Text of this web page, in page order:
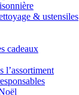
& ustensiles
cadeaux
l’assortiment